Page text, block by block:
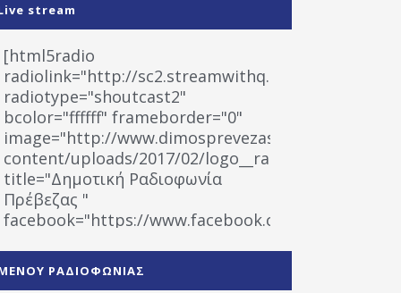
stream
[html5radio
radiolink="http://sc2.streamwithq.com:8028/
radiotype="shoutcast2"
bcolor="ffffff" frameborder="0"
image="http://www.dimosprevezas.gr/wp-
content/uploads/2017/02/logo__radiofonias.jpg"
title="Δημοτική Ραδιοφωνία
Πρέβεζας "
facebook="https://www.facebook.com/
1531194763766854/" artist="" ]
ΡΑΔΙΟΦΩΝΙΑΣ